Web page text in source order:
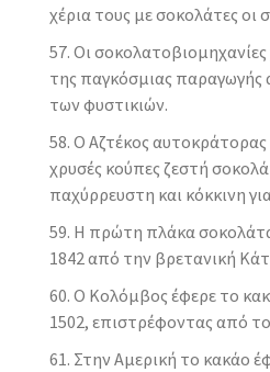
χέρια τους με σοκολάτες οι
Οι
της παγκόσμιας παραγωγής
των φυστικιών.
Ο Αζτέκος
χρυσές κούπες ζεστή
παχύρρευστη και κόκκινη
Η πρώτη πλάκα
1842 από την βρετανική
Ο Κολόμβος έφερε το
1502, επιστρέφοντας από
Στην Αμερική το κακάο